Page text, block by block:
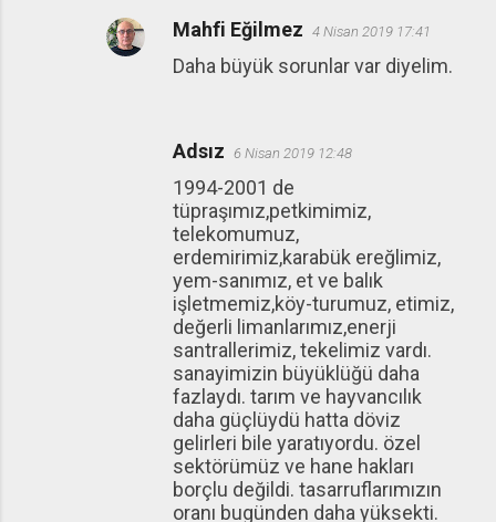
Mahfi Eğilmez 4 Nisan 2019 17:41
Daha büyük sorunlar var diyelim.
Adsız 6 Nisan 2019 12:48
1994-2001 de
tüpraşımız,petkimimiz,
telekomumuz,
erdemirimiz,karabük ereğlimiz,
yem-sanımız, et ve balık
işletmemiz,köy-turumuz, etimiz,
değerli limanlarımız,enerji
santrallerimiz, tekelimiz vardı.
sanayimizin büyüklüğü daha
fazlaydı. tarım ve hayvancılık
daha güçlüydü hatta döviz
gelirleri bile yaratıyordu. özel
sektörümüz ve hane hakları
borçlu değildi. tasarruflarımızın
oranı bugünden daha yüksekti.